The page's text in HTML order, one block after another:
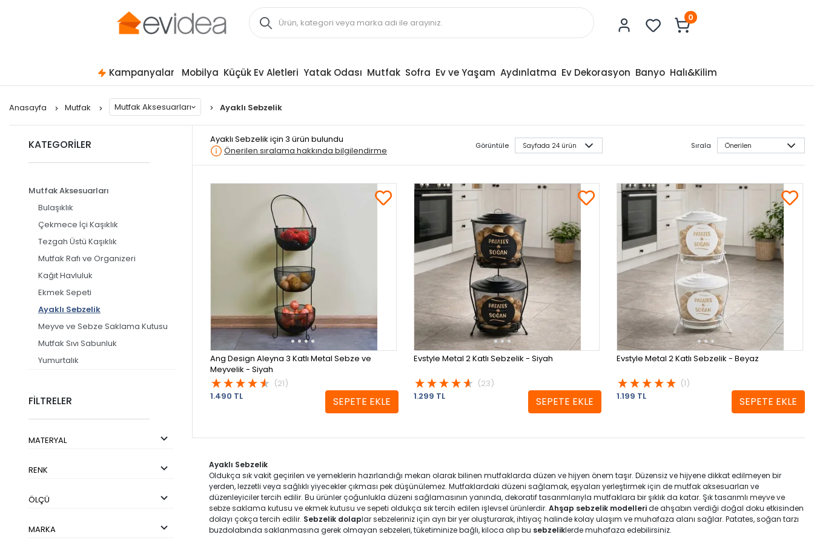
0
Kampanyalar Mobilya Küçük Ev Aletleri Yatak Odası Mutfak Sofra Ev ve Yaşam Aydınlatma Ev Dekorasyon Banyo Halı&Kilim
Anasayfa Mutfak Mutfak Aksesuarları Ayaklı Sebzelik
KATEGORİLER
Mutfak Aksesuarları
Bulaşıklık
Çekmece İçi Kaşıklık
Tezgah Üstü Kaşıklık
Mutfak Rafı ve Organizeri
Kağıt Havluluk
Ekmek Sepeti
Ayaklı Sebzelik
Meyve ve Sebze Saklama Kutusu
Mutfak Sıvı Sabunluk
Yumurtalık
FİLTRELER
MATERYAL
RENK
ÖLÇÜ
MARKA
Ayaklı Sebzelik için 3 ürün bulundu
Önerilen sıralama hakkında bilgilendirme
Görüntüle Sırala
Ang Design Aleyna 3 Katlı Metal Sebze ve
Meyvelik - Siyah
(21)
1.490 TL
SEPETE EKLE
Evstyle Metal 2 Katlı Sebzelik - Siyah
(23)
1.299 TL
SEPETE EKLE
Evstyle Metal 2 Katlı Sebzelik - Beyaz
(1)
1.199 TL
SEPETE EKLE
Ayaklı Sebzelik
Oldukça sık vakit geçirilen ve yemeklerin hazırlandığı mekan olarak bilinen mutfaklarda düzen ve hijyen önem taşır. Düzensiz ve hijyene dikkat edilmeyen bir
yerden, lezzetli veya sağlıklı yiyecekler çıkması pek düşünülemez. Mutfaklardaki düzeni sağlamak, eşyaları yerleştirmek için de mutfak aksesuarları ve
düzenleyiciler tercih edilir. Bu ürünler çoğunlukla düzeni sağlamasının yanında, dekoratif tasarımlarıyla mutfaklara bir şıklık da katar. Şık tasarımlı meyve ve
sebze saklama kutusu veekmek kutusu ve sepeti oldukça sık tercih edilen işlevsel ürünlerdir. Ahşap sebzelik modelleride ahşabın verdiği doğal doku etkisinden
dolayı çokça tercih edilir. Sebzelik dolaplar sebzeleriniz için ayrı bir yer oluşturarak, ihtiyaç halinde kolay ulaşım ve muhafaza alanı sağlar. Patates, soğan tarzı
buzdolabında saklanmasına gerek olmayan sebzeleri, tüketiminize bağlı, kiloca alıp bu sebzeliklerde muhafaza edebilirsiniz.